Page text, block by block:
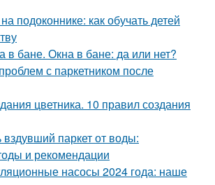
подоконнике: как обучать детей
в бане. Окна в бане: да или нет?
с паркетником после
цветника. 10 правил создания
вздувший паркет от воды:
и рекомендации
насосы 2024 года: наше